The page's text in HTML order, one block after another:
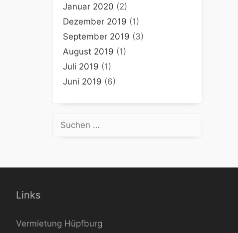
Januar 2020 (2)
Dezember 2019 (1)
September 2019 (3)
August 2019 (1)
Juli 2019 (1)
Juni 2019 (6)
Suchen
nach:
Links
Vermietung Hüpfburg